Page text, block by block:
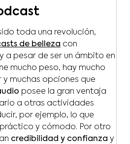
toda una revolución,
de belleza con
a pesar de ser un ámbito en
mucho peso, hay mucho
muchas opciones que
posee la gran ventaja
a otras actividades
por ejemplo, lo que
y cómodo. Por otro
credibilidad y confianza y